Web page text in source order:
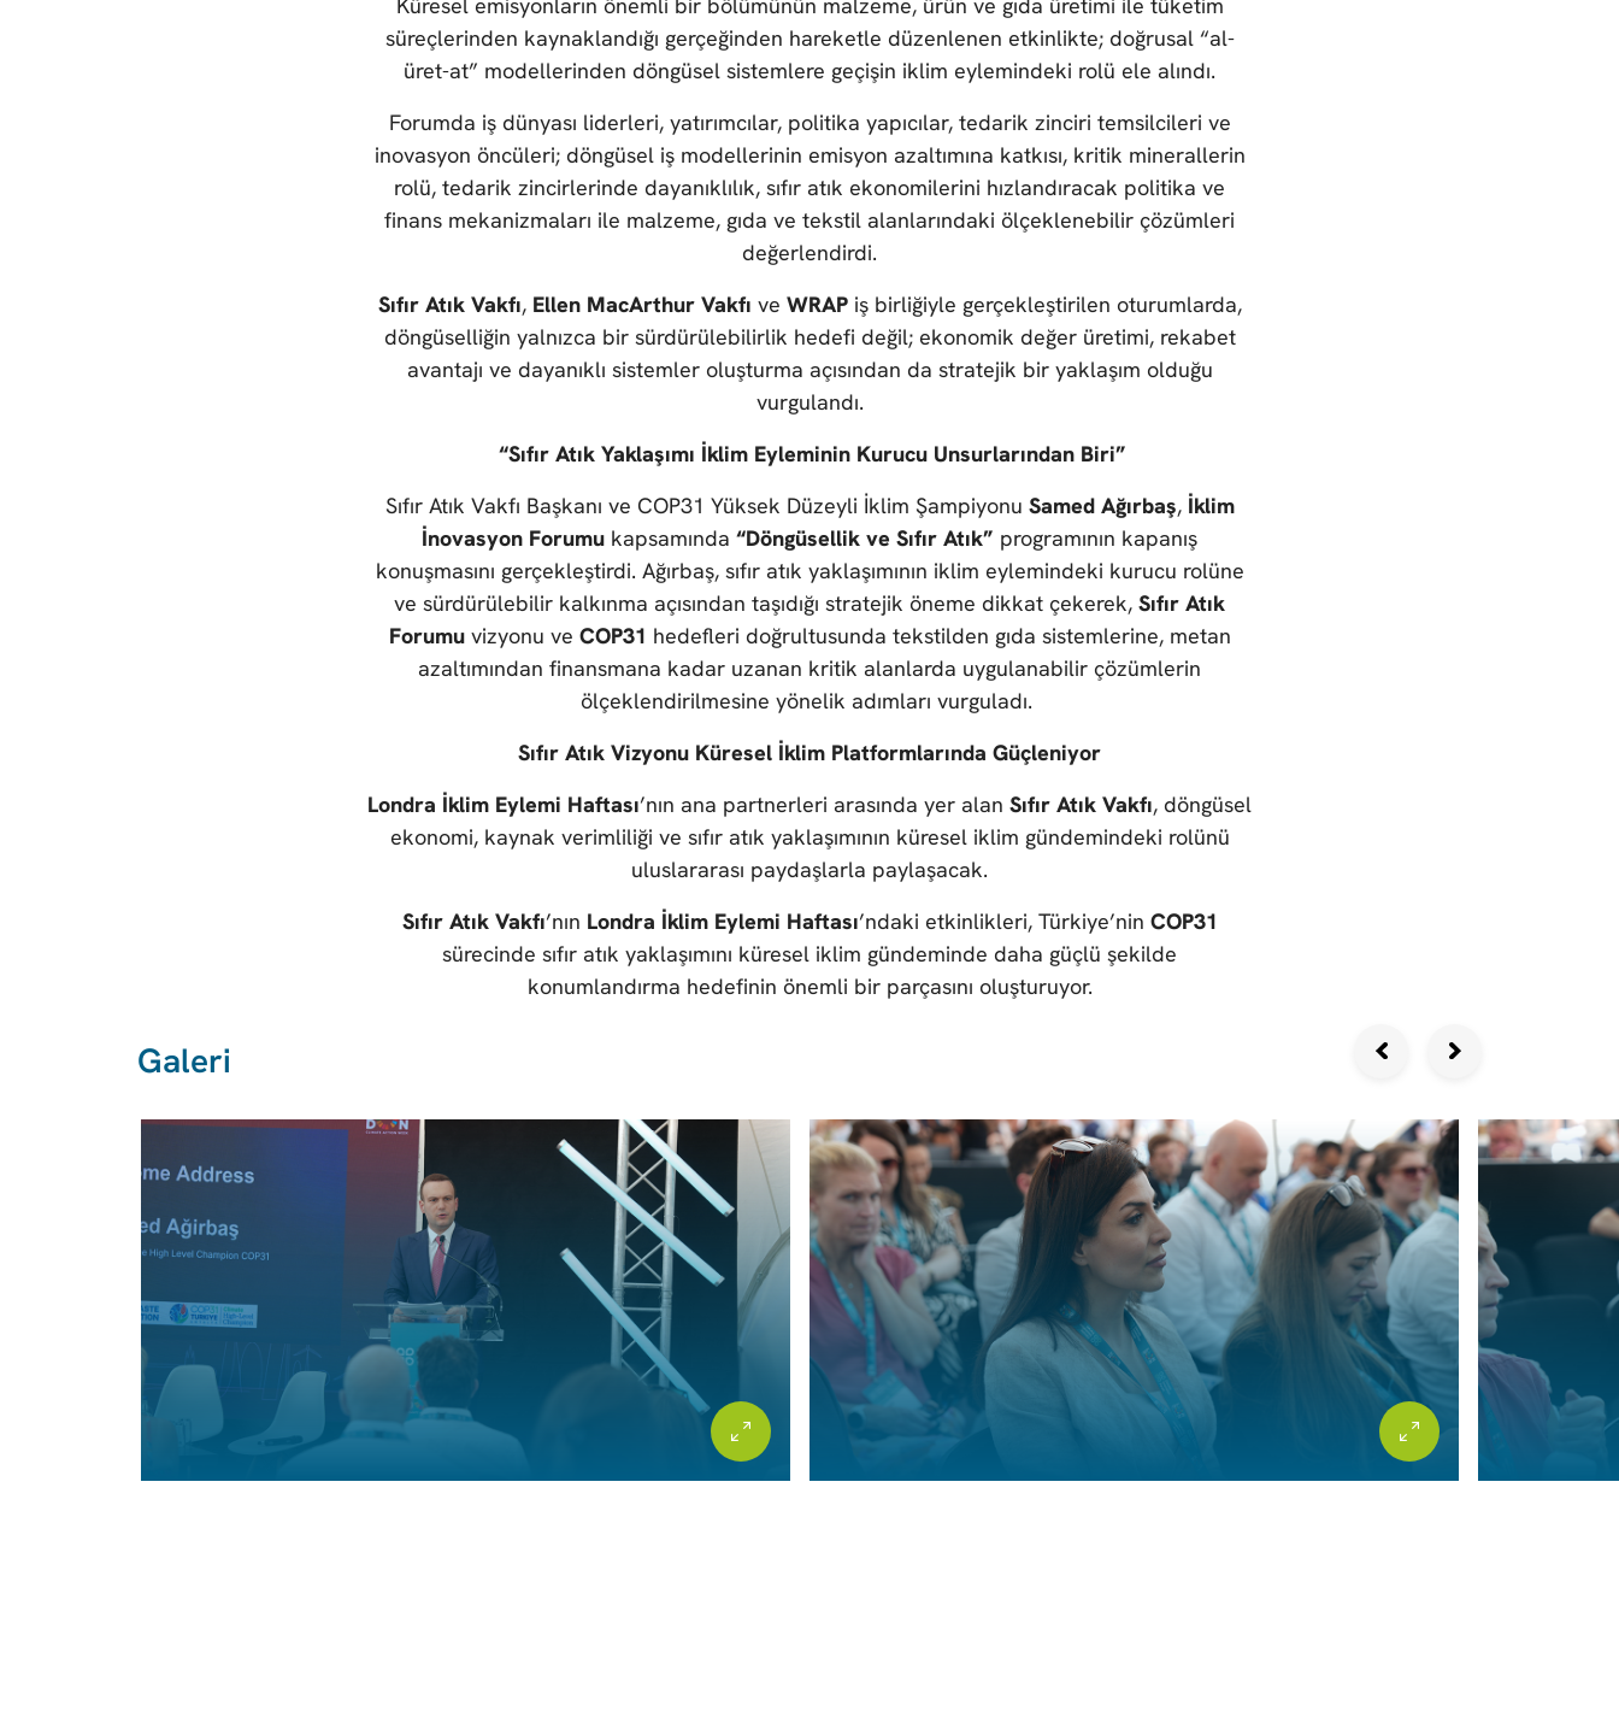
süreçlerinden kaynaklandığı gerçeğinden hareketle düzenlenen etkinlikte; doğrusal “al-
üret-at” modellerinden döngüsel sistemlere geçişin iklim eylemindeki rolü ele alındı.
Forumda iş dünyası liderleri, yatırımcılar, politika yapıcılar, tedarik zinciri temsilcileri ve
inovasyon öncüleri; döngüsel iş modellerinin emisyon azaltımına katkısı, kritik minerallerin
rolü, tedarik zincirlerinde dayanıklılık, sıfır atık ekonomilerini hızlandıracak politika ve
finans mekanizmaları ile malzeme, gıda ve tekstil alanlarındaki ölçeklenebilir çözümleri
değerlendirdi.
Sıfır Atık Vakfı, Ellen MacArthur Vakfı ve WRAPiş birliğiyle gerçekleştirilen oturumlarda,
döngüselliğin yalnızca bir sürdürülebilirlik hedefi değil; ekonomik değer üretimi, rekabet
avantajı ve dayanıklı sistemler oluşturma açısından da stratejik bir yaklaşım olduğu
vurgulandı.
“Sıfır Atık Yaklaşımı İklim Eyleminin Kurucu Unsurlarından Biri”
Sıfır Atık Vakfı Başkanı ve COP31 Yüksek Düzeyli İklim Şampiyonu Samed Ağırbaş, İklim
İnovasyon Forumu kapsamında “Döngüsellik ve Sıfır Atık” programının kapanış
konuşmasını gerçekleştirdi. Ağırbaş, sıfır atık yaklaşımının iklim eylemindeki kurucu rolüne
ve sürdürülebilir kalkınma açısından taşıdığı stratejik öneme dikkat çekerek, Sıfır Atık
Forumuvizyonu ve COP31 hedefleri doğrultusunda tekstilden gıda sistemlerine, metan
azaltımından finansmana kadar uzanan kritik alanlarda uygulanabilir çözümlerin
ölçeklendirilmesine yönelik adımları vurguladı.
Sıfır Atık Vizyonu Küresel İklim Platformlarında Güçleniyor
Londra İklim Eylemi Haftası’nın ana partnerleri arasında yer alan Sıfır Atık Vakfı, döngüsel
ekonomi, kaynak verimliliği ve sıfır atık yaklaşımının küresel iklim gündemindeki rolünü
uluslararası paydaşlarla paylaşacak.
Sıfır Atık Vakfı’nın Londra İklim Eylemi Haftası’ndaki etkinlikleri, Türkiye’nin COP31
sürecinde sıfır atık yaklaşımını küresel iklim gündeminde daha güçlü şekilde
konumlandırma hedefinin önemli bir parçasını oluşturuyor.
Galeri